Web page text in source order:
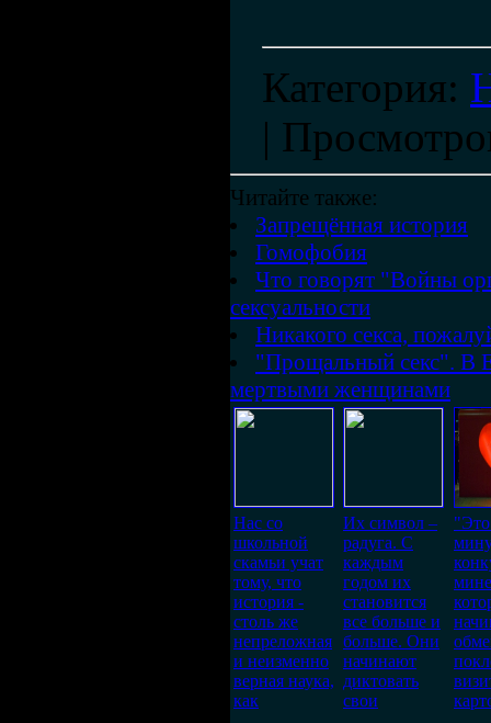
Категория:
|
Читайте также:
Запрещённая история
Гомофобия
Что говорят "Войны
сексуальности
Никакого секса,
"Прощальный секс". В
мертвыми женщинами
Нас со
школьной
скамьи учат
тому, что
история -
столь же
непреложная
и неизменно
верная наука,
как
Их символ –
радуга. С
каждым
годом их
становится
все больше и
больше. Они
начинают
диктовать
свои